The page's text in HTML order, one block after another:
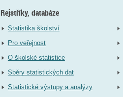
Rejstříky, databáze
Statistika školství
Pro veřejnost
O školské statistice
Sběry statistických dat
Statistické výstupy a analýzy